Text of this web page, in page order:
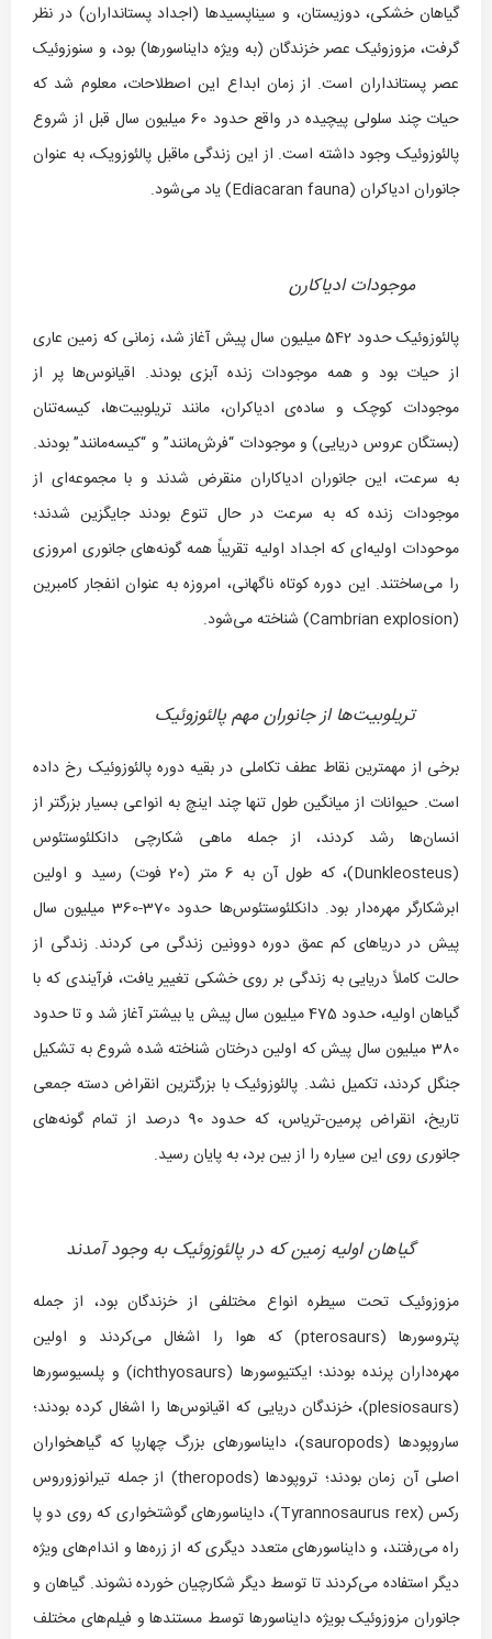
گیاهان خشکی، دوزیستان، و سیناپسیدها (اجداد پستانداران) در نظر
گرفت، مزوزوئیک عصر خزندگان (به ویژه دایناسورها) بود، و سنوزوئیک
عصر پستانداران است. از زمان ابداع این اصطلاحات، معلوم شد که
حیات چند سلولی پیچیده در واقع حدود 60 میلیون سال قبل از شروع
پالئوزوئیک وجود داشته است. از این زندگی ماقبل پالئوزویک، به عنوان
جانوران ادیاکران (Ediacaran fauna) یاد می‌شود.
موجودات ادیاکارن
پالئوزوئیک حدود 542 میلیون سال پیش آغاز شد، زمانی که زمین عاری
از حیات بود و همه موجودات زنده آبزی بودند. اقیانوس‌ها پر از
موجودات کوچک و ساده‌ی ادیاکران، مانند تریلوبیت‌ها، کیسه‌تنان
(بستگان عروس دریایی) و موجودات “فرش‌مانند” و “کیسه‌مانند” بودند.
به سرعت، این جانوران ادیاکاران منقرض شدند و با مجموعه‌ای از
موجودات زنده که به سرعت در حال تنوع بودند جایگزین شدند؛
موحودات اولیه‌ای که اجداد اولیه تقریباً همه گونه‌های جانوری امروزی
را می‌ساختند. این دوره کوتاه ناگهانی، امروزه به عنوان انفجار کامبرین
تریلوبیت‌ها از جانوران مهم پالئوزوئیک
برخی از مهمترین نقاط عطف تکاملی در بقیه دوره پالئوزوئیک رخ داده
است. حیوانات از میانگین طول تنها چند اینچ به انواعی بسیار بزرگتر از
انسان‌ها رشد کردند، از جمله ماهی شکارچی دانکلئوستئوس
(Dunkleosteus)، که طول آن به 6 متر (20 فوت) رسید و اولین
ابرشکارگر مهره‌دار بود. دانکلئوستئوس‌ها حدود 370-360 میلیون سال
پیش در دریاهای کم عمق دوره دوونین زندگی می کردند. زندگی از
حالت کاملاً دریایی به زندگی بر روی خشکی تغییر یافت، فرآیندی که با
گیاهان اولیه، حدود 475 میلیون سال پیش یا بیشتر آغاز شد و تا حدود
380 میلیون سال پیش که اولین درختان شناخته شده شروع به تشکیل
جنگل کردند، تکمیل نشد. پالئوزوئیک با بزرگترین انقراض دسته جمعی
تاریخ، انقراض پرمین-تریاس، که حدود 90 درصد از تمام گونه‌های
جانوری روی این سیاره را از بین برد، به پایان رسید.
گیاهان اولیه زمین که در پالئوزوئیک به وجود آمدند
مزوزوئیک تحت سیطره انواع مختلفی از خزندگان بود، از جمله
پتروسورها (pterosaurs) که هوا را اشغال می‌کردند و اولین
مهره‌داران پرنده بودند؛ ایکتیوسورها (ichthyosaurs) و پلسیوسورها
(plesiosaurs)، خزندگان دریایی که اقیانوس‌ها را اشغال کرده‌ بودند؛
ساروپودها (sauropods)، دایناسورهای بزرگ چهارپا که گیاهخواران
اصلی آن زمان بودند؛ تروپودها (theropods) از جمله تیرانوزوروس
رکس (Tyrannosaurus rex)، دایناسورهای گوشتخواری که روی دو پا
راه می‌رفتند، و دایناسورهای متعدد دیگری که از زره‌ها و اندام‌های ویژه
دیگر استفاده می‌کردند تا توسط دیگر شکارچیان خورده نشوند. گیاهان و
جانوران مزوزوئیک بویژه دایناسورها توسط مستندها و فیلم‌های مختلف